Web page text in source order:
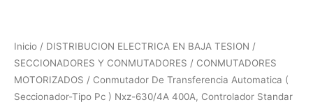
Inicio / DISTRIBUCION ELECTRICA EN BAJA TESION /
SECCIONADORES Y CONMUTADORES / CONMUTADORES
MOTORIZADOS / Conmutador De Transferencia Automatica (
Seccionador-Tipo Pc ) Nxz-630/4A 400A, Controlador Standar